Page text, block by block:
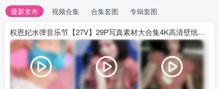
最新发布 视频合集 合集套图 专辑套图
权恩妃水弹音乐节【27V】29P写真素材大合集4K高清壁纸照片素材